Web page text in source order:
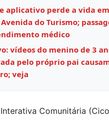
aplicativo perde a vida
do Turismo;
médico
vídeos do menino de 3
pelo próprio pai
veja
Comunitária